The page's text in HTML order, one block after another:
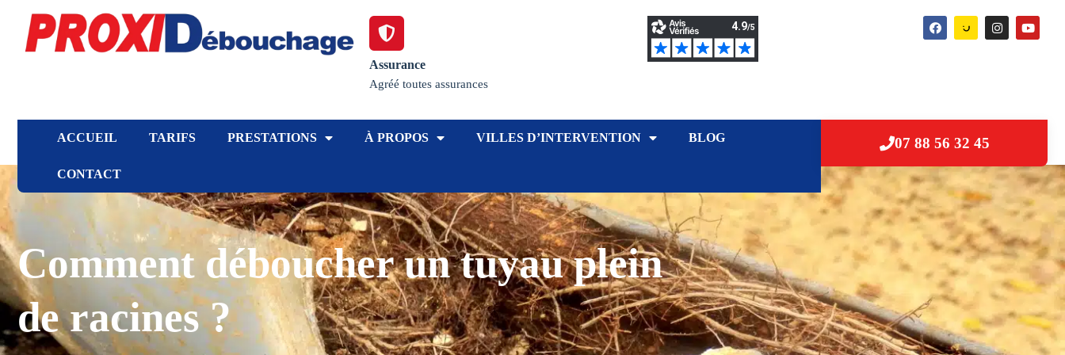
Assurance
Agréé toutes assurances
ACCUEIL TARIFS PRESTATIONS À PROPOS VILLES D’INTERVENTION BLOG
CONTACT
07 88 56 32 45
Comment déboucher un tuyau plein
de racines ?